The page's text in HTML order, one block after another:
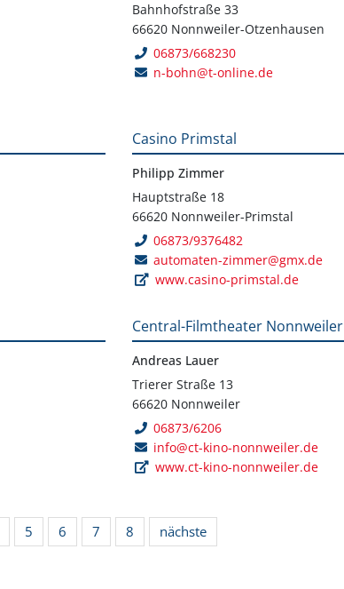
Bahnhofstraße 33
66620 Nonnweiler-Otzenhausen
06873/668230
n-bohn@t-online.de
Casino Primstal
Philipp Zimmer
Hauptstraße 18
66620 Nonnweiler-Primstal
06873/9376482
automaten-zimmer@gmx.de
www.casino-primstal.de
Central-Filmtheater Nonnweiler
Andreas Lauer
Trierer Straße 13
66620 Nonnweiler
06873/6206
info@ct-kino-nonnweiler.de
www.ct-kino-nonnweiler.de
5 6 7 8 nächste